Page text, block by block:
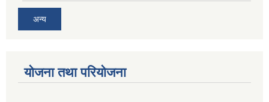
अन्य
योजना तथा परियोजना